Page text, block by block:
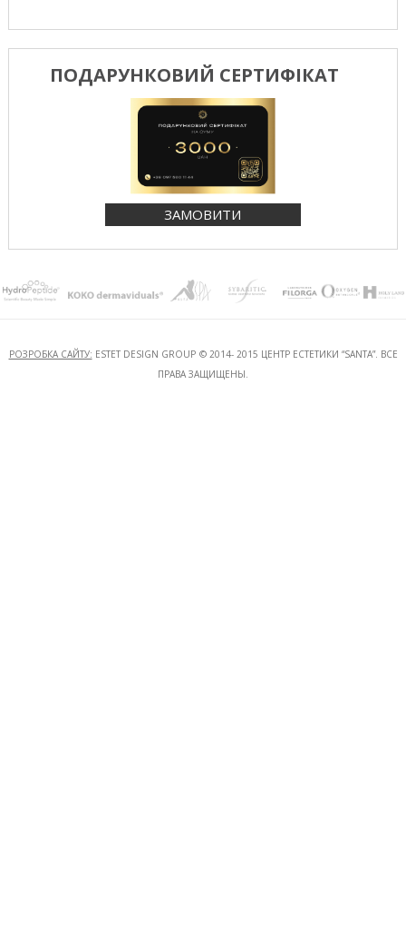
ПОДАРУНКОВИЙ СЕРТИФІКАТ
ЗАМОВИТИ
РОЗРОБКА САЙТУ: ESTET DESIGN GROUP © 2014- 2015 ЦЕНТР ЕСТЕТИКИ “SANTA”. ВСЕ
ПРАВА ЗАЩИЩЕНЫ.